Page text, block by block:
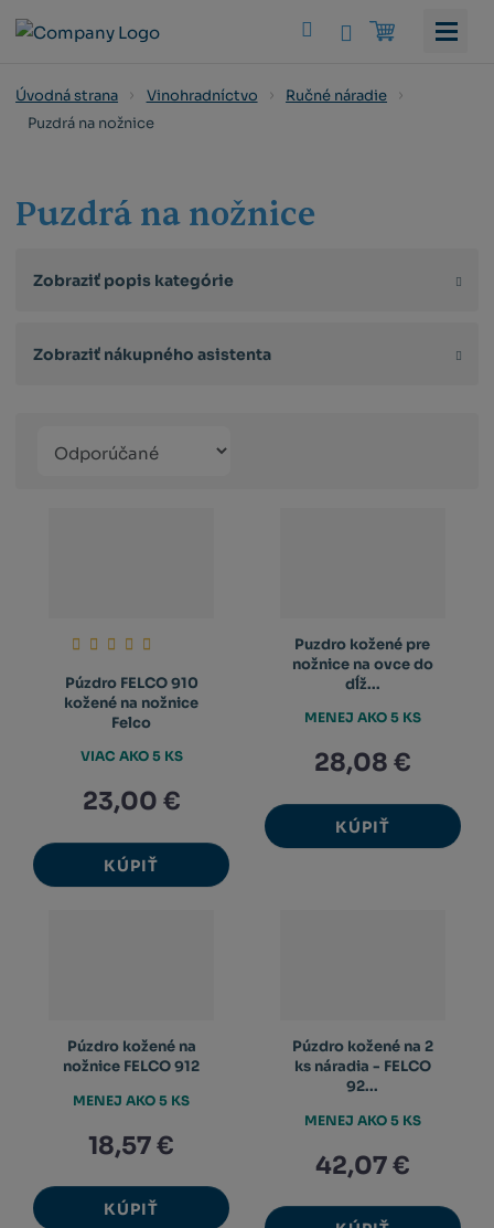
Vyhledat
Úvodná strana Vinohradníctvo
Ručné náradie
Puzdrá na nožnice
Puzdrá na nožnice
Zobraziť popis kategórie
Zobraziť nákupného asistenta
produktů
Púzdro FELCO 910
kožené na nožnice
Felco
23,00 €
KÚPIŤ
VIAC AKO 5 KS
Puzdro kožené pre
nožnice na ovce do
dĺž...
28,08 €
KÚPIŤ
MENEJ AKO 5 KS
Púzdro kožené na
nožnice FELCO 912
18,57 €
KÚPIŤ
MENEJ AKO 5 KS
Púzdro kožené na 2
ks náradia - FELCO
92...
42,07 €
MENEJ AKO 5 KS